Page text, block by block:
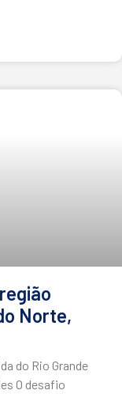
Norte,
do Rio Grande
O desafio